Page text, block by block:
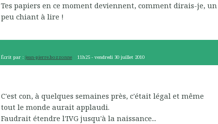
Tes papiers en ce moment deviennent, comment dirais-je, un
peu chiant à lire !
Écrit par : jean-pierre.bozzonne 11h25 -vendredi 30 juillet 2010
C'est con, à quelques semaines près, c'était légal et même
tout le monde aurait applaudi.
Faudrait étendre l'IVG jusqu'à la naissance...